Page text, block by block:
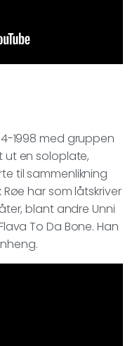
1998 med gruppen
ut en soloplate,
til sammenlikning
Røe har som låtskriver
blant andre Unni
To Da Bone. Han